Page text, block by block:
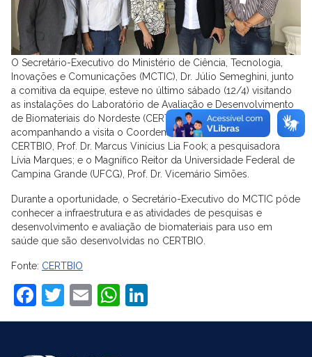
O Secretário-Executivo do Ministério de Ciência, Tecnologia,
Inovações e Comunicações (MCTIC), Dr. Júlio Semeghini, junto
a comitiva da equipe, esteve no último sábado (12/4) visitando
as instalações do Laboratório de Avaliação e Desenvolvimento
de Biomateriais do Nordeste (CERTBIO). Estiveram
acompanhando a visita o Coordenador do Laboratório
CERTBIO, Prof. Dr. Marcus Vinícius Lia Fook; a pesquisadora
Lívia Marques; e o Magnífico Reitor da Universidade Federal de
Campina Grande (UFCG), Prof. Dr. Vicemário Simões.
Durante a oportunidade, o Secretário-Executivo do MCTIC pôde
conhecer a infraestrutura e as atividades de pesquisas e
desenvolvimento e avaliação de biomateriais para uso em
saúde que são desenvolvidas no CERTBIO.
Fonte: CERTBIO
Facebook
Twitter
EmailWhatsApp